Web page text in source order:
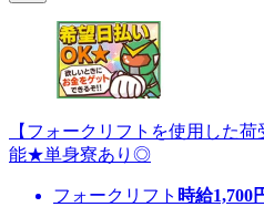
【フォークリフトを使用した
能★単身寮あり◎
フォークリフト 時給1,700